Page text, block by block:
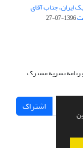
ایران، جناب آقای
1396-07-27
نشریه مشترک
اشتراک